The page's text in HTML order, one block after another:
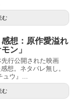
む
感想：原作愛溢れ
ン」
行公開された映画
想。ネタバレ無し。
ュウ』...
む